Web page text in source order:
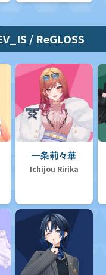
/ ReGLOSS
一条莉々華
Ichijou Ririka